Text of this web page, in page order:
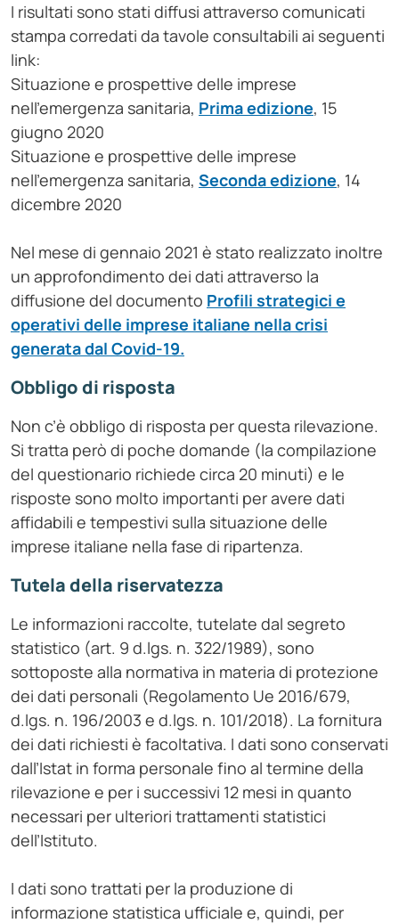
I risultati sono stati diffusi attraverso comunicati
stampa corredati da tavole consultabili ai seguenti
link:
Situazione e prospettive delle imprese
nell’emergenza sanitaria, Prima edizione, 15
giugno 2020
Situazione e prospettive delle imprese
nell’emergenza sanitaria, Seconda edizione, 14
dicembre 2020
Nel mese di gennaio 2021 è stato realizzato inoltre
un approfondimento dei dati attraverso la
diffusione del documento Profili strategici e
operativi delle imprese italiane nella crisi
generata dal Covid-19.
Obbligo di risposta
Non c’è obbligo di risposta per questa rilevazione.
Si tratta però di poche domande (la compilazione
del questionario richiede circa 20 minuti) e le
risposte sono molto importanti per avere dati
affidabili e tempestivi sulla situazione delle
imprese italiane nella fase di ripartenza.
Tutela della riservatezza
Le informazioni raccolte, tutelate dal segreto
statistico (art. 9 d.lgs. n. 322/1989), sono
sottoposte alla normativa in materia di protezione
dei dati personali (Regolamento Ue 2016/679,
d.lgs. n. 196/2003 e d.lgs. n. 101/2018). La fornitura
dei dati richiesti è facoltativa. I dati sono conservati
dall’Istat in forma personale fino al termine della
rilevazione e per i successivi 12 mesi in quanto
necessari per ulteriori trattamenti statistici
dell’Istituto.
I dati sono trattati per la produzione di
informazione statistica ufficiale e, quindi, per